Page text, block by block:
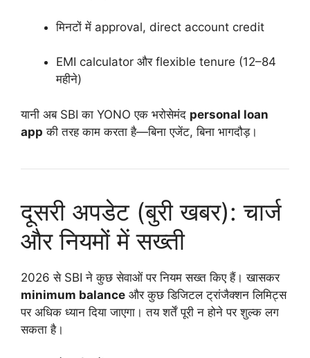
मिनटों में approval, direct account credit
EMI calculator और flexible tenure (12–84
महीने)
यानी अब SBI का YONO एक भरोसेमंद personal loan
app की तरह काम करता है—बिना एजेंट, बिना भागदौड़।
दूसरी अपडेट (बुरी खबर): चार्ज
और नियमों में सख्ती
2026 से SBI ने कुछ सेवाओं पर नियम सख्त किए हैं। खासकर
minimum balance और कुछ डिजिटल ट्रांजैक्शन लिमिट्स
पर अधिक ध्यान दिया जाएगा। तय शर्तें पूरी न होने पर शुल्क लग
सकता है।